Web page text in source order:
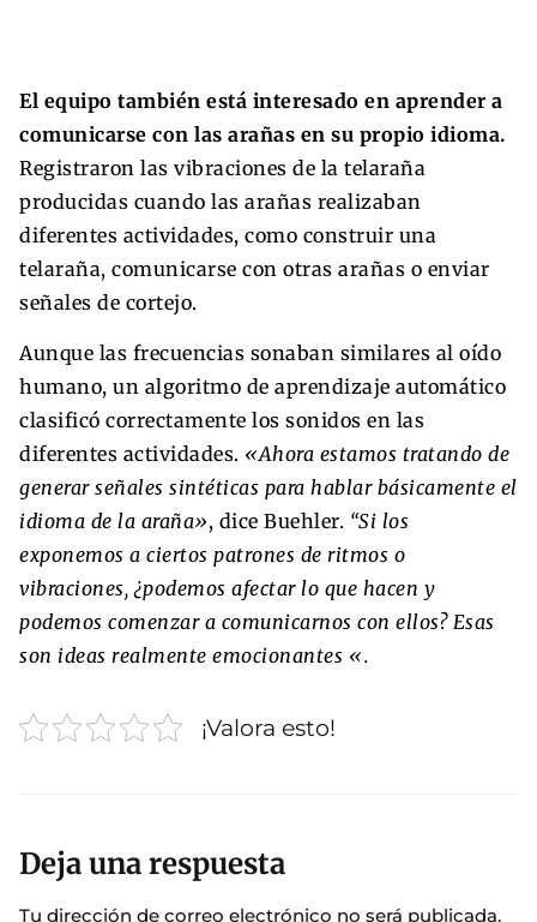
El equipo también está interesado en aprender a
comunicarse con las arañas en su propio idioma.
Registraron las vibraciones de la telaraña
producidas cuando las arañas realizaban
diferentes actividades, como construir una
telaraña, comunicarse con otras arañas o enviar
señales de cortejo.
Aunque las frecuencias sonaban similares al oído
humano, un algoritmo de aprendizaje automático
clasificó correctamente los sonidos en las
diferentes actividades. «Ahora estamos tratando de
generar señales sintéticas para hablar básicamente el
idioma de la araña», dice Buehler. “Si los
exponemos a ciertos patrones de ritmos o
vibraciones, ¿podemos afectar lo que hacen y
podemos comenzar a comunicarnos con ellos? Esas
son ideas realmente emocionantes «.
¡Valora esto!
Deja una respuesta
Tu dirección de correo electrónico no será publicada.